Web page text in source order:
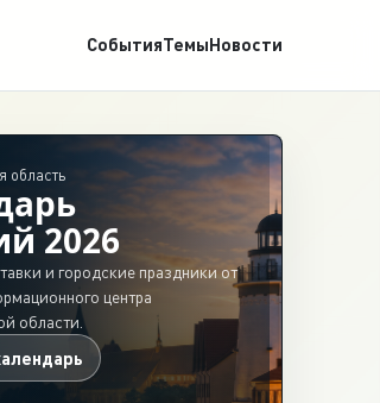
СобытияТемыНовости
область
2026
и городские праздники от
центра
области.